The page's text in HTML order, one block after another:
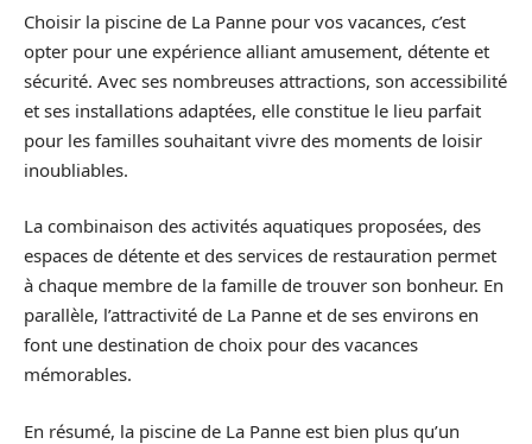
Choisir la piscine de La Panne pour vos vacances, c’est
opter pour une expérience alliant amusement, détente et
sécurité. Avec ses nombreuses attractions, son accessibilité
et ses installations adaptées, elle constitue le lieu parfait
pour les familles souhaitant vivre des moments de loisir
inoubliables.
La combinaison des activités aquatiques proposées, des
espaces de détente et des services de restauration permet
à chaque membre de la famille de trouver son bonheur. En
parallèle, l’attractivité de La Panne et de ses environs en
font une destination de choix pour des vacances
mémorables.
En résumé, la piscine de La Panne est bien plus qu’un